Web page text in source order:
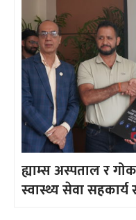
ह्याम्स अस्पताल र
स्वास्थ्य सेवा सहकार्य